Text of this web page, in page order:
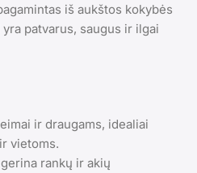
iš aukštos kokybės
patvarus, saugus ir ilgai
ir draugams, idealiai
vietoms.
rankų ir akių